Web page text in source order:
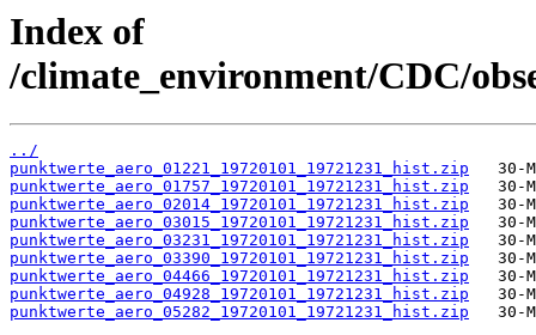
Index of
/climate_environment/CDC/
../
punktwerte_aero_01221_19720101_19721231_hist.zip
punktwerte_aero_01757_19720101_19721231_hist.zip
punktwerte_aero_02014_19720101_19721231_hist.zip
punktwerte_aero_03015_19720101_19721231_hist.zip
punktwerte_aero_03231_19720101_19721231_hist.zip
punktwerte_aero_03390_19720101_19721231_hist.zip
punktwerte_aero_04466_19720101_19721231_hist.zip
punktwerte_aero_04928_19720101_19721231_hist.zip
punktwerte_aero_05282_19720101_19721231_hist.zip